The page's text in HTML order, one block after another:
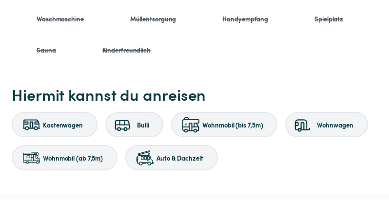
Waschmaschine Müllentsorgung Handyempfang Spielplatz
Sauna Kinderfreundlich
Hiermit kannst du anreisen
Kastenwagen Bulli Wohnmobil (bis 7,5m) Wohnwagen
Wohnmobil (ab 7,5m) Auto & Dachzelt